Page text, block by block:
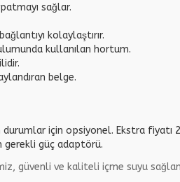
sağlar.
kolaylaştırır.
kullanılan hortum.
belge.
durumlar için opsiyonel. Ekstra fiyatı
gerekli güç adaptörü.
güvenli ve kaliteli içme suyu